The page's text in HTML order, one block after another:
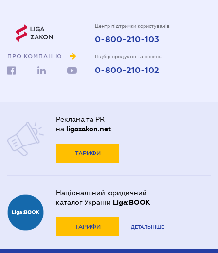
ПРО КОМПАНІЮ
Центр підтримки користувачів
0-800-210-103
Підбір продуктів та рішень
0-800-210-102
Реклама та PR
на ligazakon.net
ТАРИФИ
Національний юридичний
каталог України Liga:BOOK
ТАРИФИ ДЕТАЛЬНІШЕ